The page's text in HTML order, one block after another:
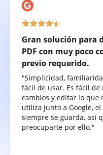
Gran solución para
PDF con muy poco
previo requerido.
"Simplicidad,
fácil de usar. Es fácil de
cambios y editar lo que
utiliza junto a Google,
siempre se guarda, así
preocuparte por ello."